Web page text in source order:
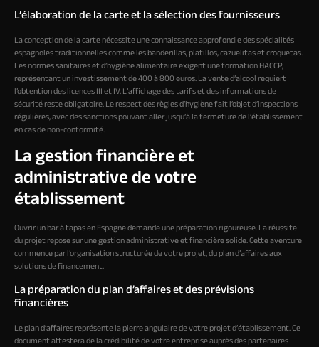
L’élaboration de la carte et la sélection des fournisseurs
La conception de la carte nécessite une connaissance approfondie des spécialités
espagnoles traditionnelles comme les banderillas, platillos, cazuelitas et croquetas.
Les normes sanitaires et d’hygiène alimentaire exigent une formation HACCP,
représentant un investissement de 400 à 800 euros. La vente d’alcool requiert
l’obtention des licences III et IV. L’affichage des tarifs et des informations de
sécurité reste obligatoire. Le respect des règles d’hygiène fait l’objet d’inspections
régulières, avec des sanctions pouvant aller jusqu’à la fermeture de l’établissement
en cas de non-conformité.
La gestion financière et
administrative de votre
établissement
Ouvrir un bar à tapas en Espagne demande une préparation rigoureuse. La réussite
du projet repose sur une gestion administrative et financière solide. Cette aventure
commence par l’organisation structurée de votre projet, du plan d’affaires aux
solutions de financement.
La préparation du plan d’affaires et des prévisions
financières
Le plan d’affaires représente la pierre angulaire de votre projet d’établissement. Ce
document attestera de la crédibilité de votre entreprise auprès des partenaires